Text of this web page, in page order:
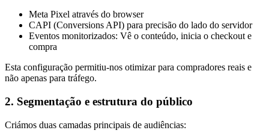
Meta Pixel através do browser
CAPI (Conversions API) para precisão do lado do servidor
Eventos monitorizados: Vê o conteúdo, inicia o checkout e
compra
Esta configuração permitiu-nos otimizar para compradores reais e
não apenas para tráfego.
2. Segmentação e estrutura do público
Criámos duas camadas principais de audiências: